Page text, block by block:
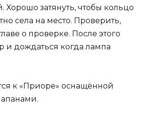
Хорошо затянуть, чтобы кольцо
села на место. Проверить,
о проверке. После этого
и дождаться когда лампа
к «Приоре» оснащённой